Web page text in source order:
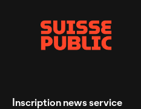
Inscription news service